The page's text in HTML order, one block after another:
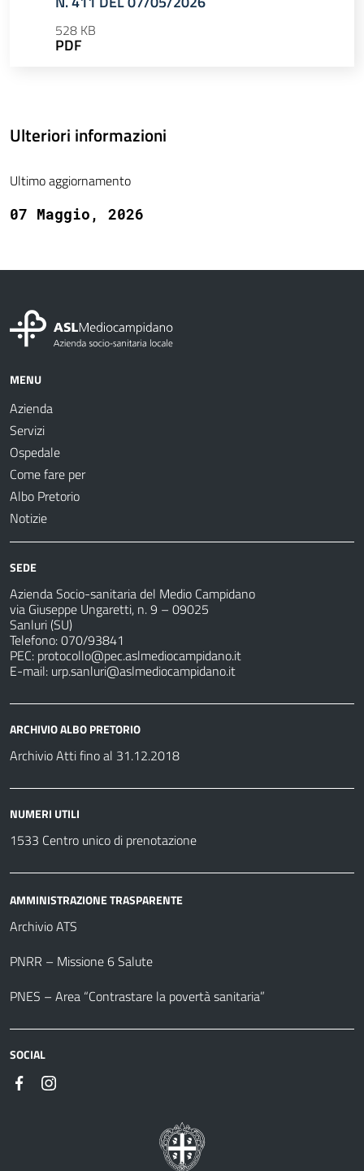
528 KB
PDF
Ulteriori informazioni
Ultimo aggiornamento
07 Maggio, 2026
MENU
Azienda
Servizi
Ospedale
Come fare per
Albo Pretorio
Notizie
SEDE
Azienda Socio-sanitaria del Medio Campidano
via Giuseppe Ungaretti, n. 9 – 09025
Sanluri (SU)
Telefono: 070/93841
PEC: protocollo@pec.aslmediocampidano.it
E-mail: urp.sanluri@aslmediocampidano.it
ARCHIVIO ALBO PRETORIO
Archivio Atti fino al 31.12.2018
NUMERI UTILI
1533 Centro unico di prenotazione
AMMINISTRAZIONE TRASPARENTE
Archivio ATS
PNRR – Missione 6 Salute
PNES – Area “Contrastare la povertà sanitaria”
SOCIAL